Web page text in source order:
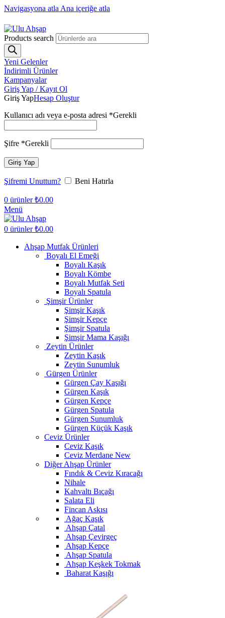
Navigasyona atla Ana içeriğe atla
Products search
Yeni Gelenler
İndirimli Ürünler
Kampanyalar
Giriş Yap / Kayıt Ol
Giriş YapHesap Oluştur
Kullanıcı adı veya e-posta adresi *Gerekli
Şifre *Gerekli
Giriş Yap
Şifremi Unuttum? Beni Hatırla
0 ürünler ₺0.00
Menü
0 ürünler ₺0.00
Ahşap Mutfak Ürünleri
Boyalı El Emeği
Boyalı Kaşık
Boyalı Kömbe
Boyalı Mutfak Seti
Boyalı Spatula
Şimşir Ürünler
Şimşir Kaşık
Şimşir Kepçe
Şimşir Spatula
Şimşir Mama Kaşığı
Zeytin Ürünler
Zeytin Kaşık
Zeytin Sunumluk
Gürgen Ürünler
Gürgen Çay Kaşığı
Gürgen Kaşık
Gürgen Kepçe
Gürgen Spatula
Gürgen Sunumluk
Gürgen Küçük Kaşık
Ceviz Ürünler
Ceviz Kaşık
Ceviz Merdane New
Diğer Ahşap Ürünler
Fındık & Ceviz Kıracağı
Nihale
Kahvaltı Bıçağı
Salata Eli
Fincan Askısı
Ağaç Kaşık
Ahşap Çatal
Ahşap Çevirgeç
Ahşap Kepçe
Ahşap Spatula
Ahşap Keşkek Tokmak
Baharat Kaşığı